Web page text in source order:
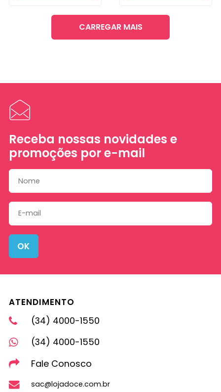
CARREGAR MAIS
Receba nossas novidades e
promoções por e-mail
OK
ATENDIMENTO
(34) 4000-1550
(34) 4000-1550
Fale Conosco
sac@lojadoce.com.br